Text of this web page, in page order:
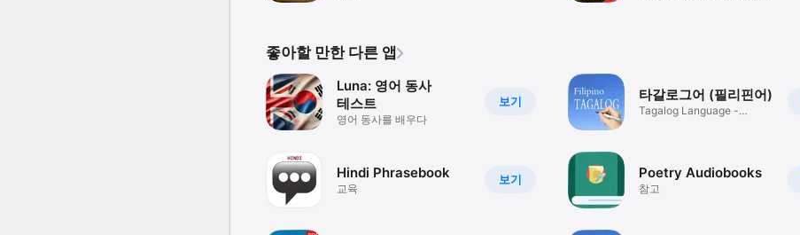
좋아할 만한 다른 앱
보기
Luna: 영어 동사
테스트
영어 동사를 배우다
보기
Hindi Phrasebook
교육
타갈로그어 (필리핀어)
Tagalog Language -
Poetry Audiobooks
참고